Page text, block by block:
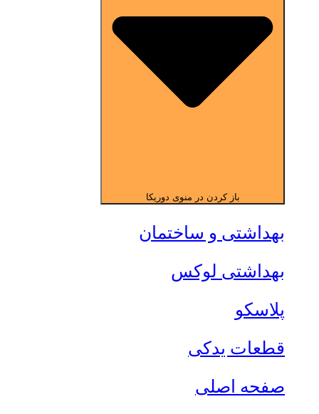
باز کردن در منوی دوریکا
بهداشتی و ساختمان
بهداشتی لوکس
پلاسکو
قطعات یدکی
صفحه اصلی